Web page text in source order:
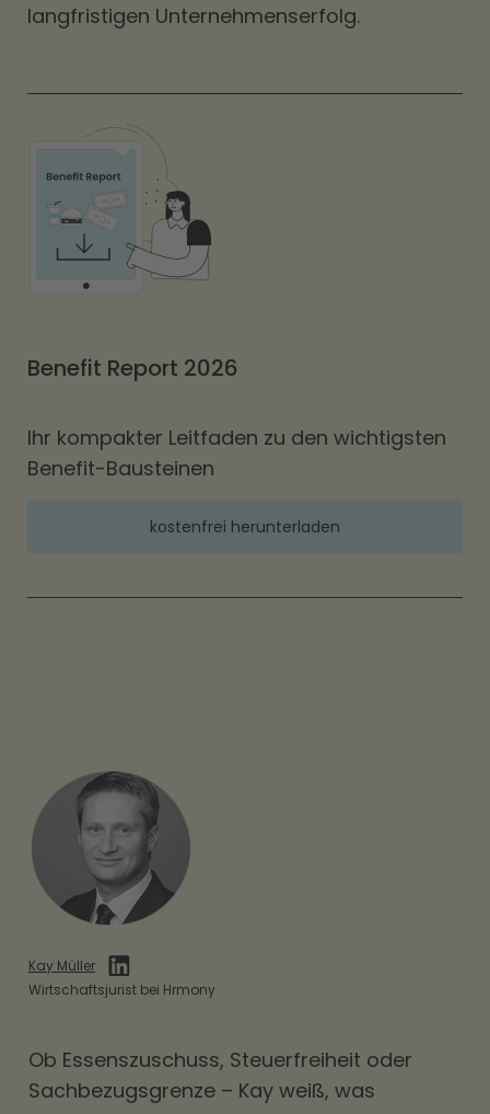
langfristigen Unternehmenserfolg.
Benefit Report 2026
Ihr kompakter Leitfaden zu den wichtigsten
Benefit-Bausteinen
kostenfrei herunterladen
Kay Müller
Wirtschaftsjurist bei Hrmony
Ob Essenszuschuss, Steuerfreiheit oder
Sachbezugsgrenze – Kay weiß, was